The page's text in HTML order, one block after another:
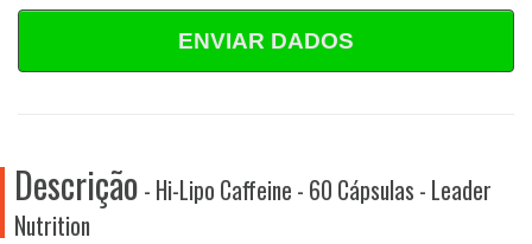
ENVIAR DADOS
Descrição - Hi-Lipo Caffeine - 60 Cápsulas - Leader
Nutrition